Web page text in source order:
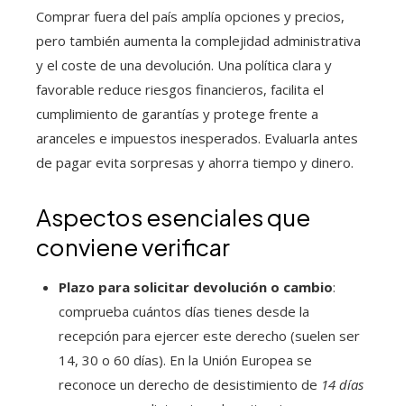
Comprar fuera del país amplía opciones y precios,
pero también aumenta la complejidad administrativa
y el coste de una devolución. Una política clara y
favorable reduce riesgos financieros, facilita el
cumplimiento de garantías y protege frente a
aranceles e impuestos inesperados. Evaluarla antes
de pagar evita sorpresas y ahorra tiempo y dinero.
Aspectos esenciales que
conviene verificar
Plazo para solicitar devolución o cambio:
comprueba cuántos días tienes desde la
recepción para ejercer este derecho (suelen ser
14, 30 o 60 días). En la Unión Europea se
reconoce un derecho de desistimiento de 14 días